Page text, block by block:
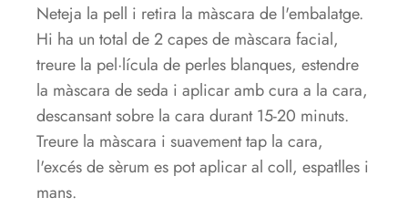
Neteja la pell i retira la màscara de l'embalatge.
Hi ha un total de 2 capes de màscara facial,
treure la pel·lícula de perles blanques, estendre
la màscara de seda i aplicar amb cura a la cara,
descansant sobre la cara durant 15-20 minuts.
Treure la màscara i suavement tap la cara,
l'excés de sèrum es pot aplicar al coll, espatlles i
mans.